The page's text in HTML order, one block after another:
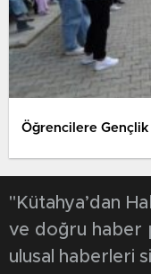
Öğrencilere Gençlik
"Kütahya’dan
ve doğru haber
ulusal haberleri